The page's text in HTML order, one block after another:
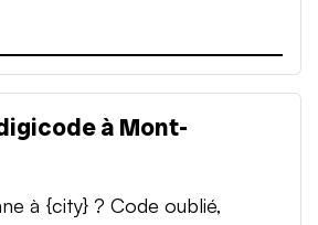
à Mont-
à {city} ? Code oublié,